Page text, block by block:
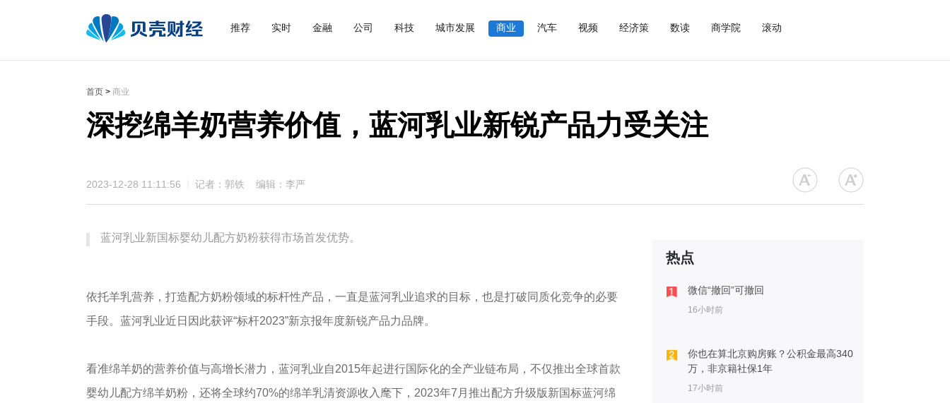
推荐 实时 金融 公司 科技 城市发展 商业 汽车 视频 经济策 数读 商学院 滚动
首页 > 商业
深挖绵羊奶营养价值，蓝河乳业新锐产品力受关注
2023-12-28 11:11:56 记者：郭铁 编辑：李严
蓝河乳业新国标婴幼儿配方奶粉获得市场首发优势。
依托羊乳营养，打造配方奶粉领域的标杆性产品，一直是蓝河乳业追求的目标，也是打破同质化竞争的必要
手段。蓝河乳业近日因此获评“标杆2023”新京报年度新锐产品力品牌。
看准绵羊奶的营养价值与高增长潜力，蓝河乳业自2015年起进行国际化的全产业链布局，不仅推出全球首款
婴幼儿配方绵羊奶粉，还将全球约70%的绵羊乳清资源收入麾下，2023年7月推出配方升级版新国标蓝河绵
热点
微信“撤回”可撤回
16小时前
你也在算北京购房账？公积金最高340
万，非京籍社保1年
17小时前